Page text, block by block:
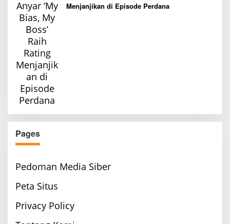
Menjanjikan di Episode Perdana
Pages
Pedoman Media Siber
Peta Situs
Privacy Policy